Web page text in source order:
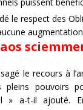
le respect des
le recours à
pouvoirs
» a-t-il ajouté.